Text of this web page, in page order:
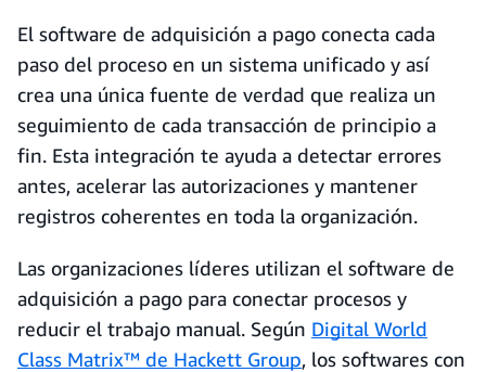
El software de adquisición a pago conecta cada
paso del proceso en un sistema unificado y así
crea una única fuente de verdad que realiza un
seguimiento de cada transacción de principio a
fin. Esta integración te ayuda a detectar errores
antes, acelerar las autorizaciones y mantener
registros coherentes en toda la organización.
Las organizaciones líderes utilizan el software de
adquisición a pago para conectar procesos y
reducir el trabajo manual. Según Digital World
Class Matrix™ de Hackett Group, los softwares con